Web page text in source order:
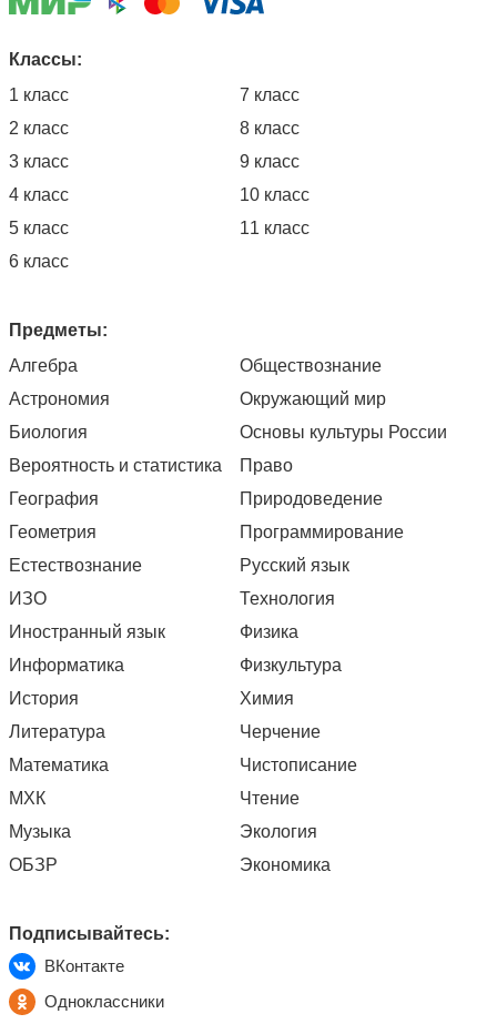
Классы:
1 класс
2 класс
3 класс
4 класс
5 класс
6 класс
7 класс
8 класс
9 класс
10 класс
11 класс
Предметы:
Алгебра
Астрономия
Биология
Вероятность и статистика
География
Геометрия
Естествознание
ИЗО
Иностранный язык
Информатика
История
Литература
Математика
МХК
Музыка
ОБЗР
Обществознание
Окружающий мир
Основы культуры России
Право
Природоведение
Программирование
Русский язык
Технология
Физика
Физкультура
Химия
Черчение
Чистописание
Чтение
Экология
Экономика
Подписывайтесь:
ВКонтакте
Одноклассники